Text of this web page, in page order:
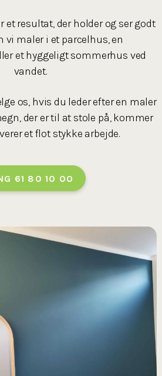
et resultat, der holder og ser godt
vi maler i et parcelhus, en
et hyggeligt sommerhus ved
vandet.
os, hvis du leder efter en maler
der er til at stole på, kommer
et flot stykke arbejde.
61 80 10 00